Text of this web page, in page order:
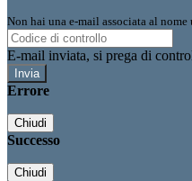
Non hai una e-mail associata al
E-mail inviata, si prega di
Errore
Chiudi
Successo
Chiudi